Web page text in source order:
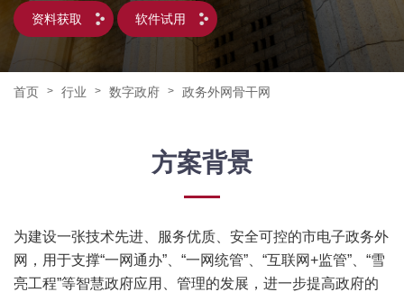
资料获取 软件试用
首页 > 行业 > 数字政府 > 政务外网骨干网
方案背景
为建设一张技术先进、服务优质、安全可控的市电子政务外
网，用于支撑“一网通办”、“一网统管”、“互联网+监管”、“雪
亮工程”等智慧政府应用、管理的发展，进一步提高政府的